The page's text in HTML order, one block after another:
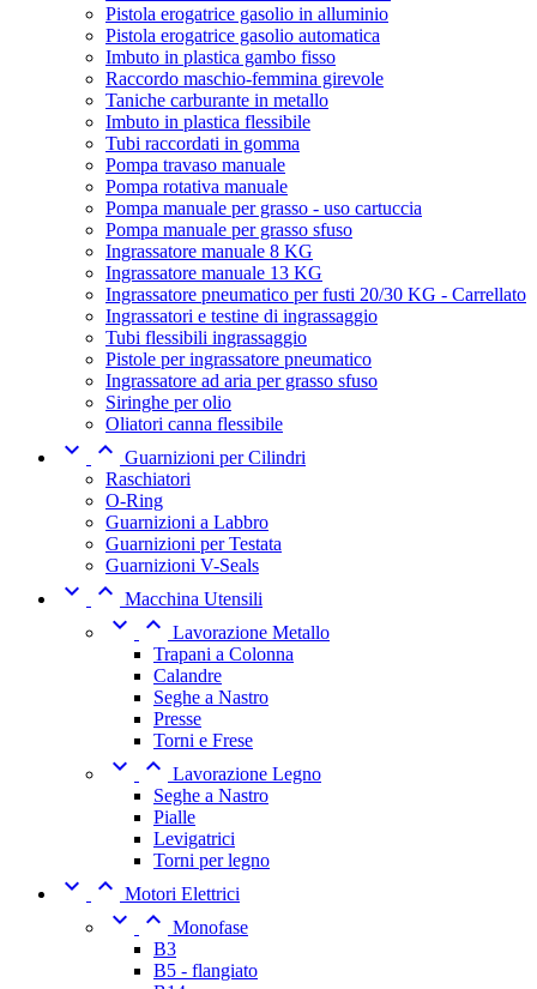
Pistola erogatrice gasolio in alluminio
Pistola erogatrice gasolio automatica
Imbuto in plastica gambo fisso
Raccordo maschio-femmina girevole
Taniche carburante in metallo
Imbuto in plastica flessibile
Tubi raccordati in gomma
Pompa travaso manuale
Pompa rotativa manuale
Pompa manuale per grasso - uso cartuccia
Pompa manuale per grasso sfuso
Ingrassatore manuale 8 KG
Ingrassatore manuale 13 KG
Ingrassatore pneumatico per fusti 20/30 KG - Carrellato
Ingrassatori e testine di ingrassaggio
Tubi flessibili ingrassaggio
Pistole per ingrassatore pneumatico
Ingrassatore ad aria per grasso sfuso
Siringhe per olio
Oliatori canna flessibile
  Guarnizioni per Cilindri
Raschiatori
O-Ring
Guarnizioni a Labbro
Guarnizioni per Testata
Guarnizioni V-Seals
  Macchina Utensili
  Lavorazione Metallo
Trapani a Colonna
Calandre
Seghe a Nastro
Presse
Torni e Frese
  Lavorazione Legno
Seghe a Nastro
Pialle
Levigatrici
Torni per legno
  Motori Elettrici
  Monofase
B3
B5 - flangiato